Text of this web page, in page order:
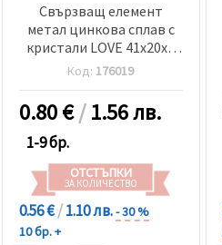
Свързващ елемент
метал цинкова сплав с
кристали LOVE 41x20x3
мм дупка 3 мм цвят
сребро
Код: 176019
0.80€/1.56 лв.
1-9 бр.
ОТСТЪПКИ
ЗА КОЛИЧЕСТВО
0.56 €/1.10 лв.- 30 %
10 бр. +